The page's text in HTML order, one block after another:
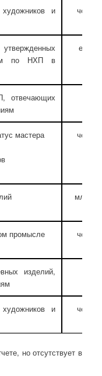
и
по НХП в
отвечающих
мастера
млн.
промысле
изделий,
и
но отсутствует в